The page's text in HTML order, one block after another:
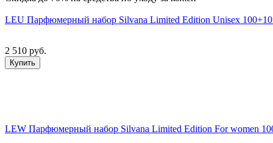
LEU Парфюмерный набор Silvana Limited Edition Unisex
2 510 руб.
Купить
LEW Парфюмерный набор Silvana Limited Edition For women